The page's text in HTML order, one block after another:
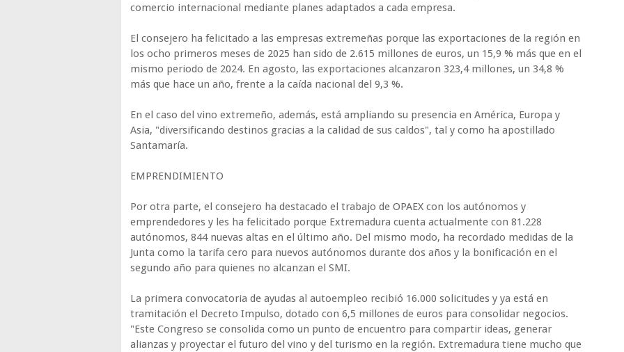
comercio internacional mediante planes adaptados a cada empresa.
El consejero ha felicitado a las empresas extremeñas porque las exportaciones de la región en
los ocho primeros meses de 2025 han sido de 2.615 millones de euros, un 15,9 % más que en el
mismo periodo de 2024. En agosto, las exportaciones alcanzaron 323,4 millones, un 34,8 %
más que hace un año, frente a la caída nacional del 9,3 %.
En el caso del vino extremeño, además, está ampliando su presencia en América, Europa y
Asia, "diversificando destinos gracias a la calidad de sus caldos", tal y como ha apostillado
Santamaría.
EMPRENDIMIENTO
Por otra parte, el consejero ha destacado el trabajo de OPAEX con los autónomos y
emprendedores y les ha felicitado porque Extremadura cuenta actualmente con 81.228
autónomos, 844 nuevas altas en el último año. Del mismo modo, ha recordado medidas de la
Junta como la tarifa cero para nuevos autónomos durante dos años y la bonificación en el
segundo año para quienes no alcanzan el SMI.
La primera convocatoria de ayudas al autoempleo recibió 16.000 solicitudes y ya está en
tramitación el Decreto Impulso, dotado con 6,5 millones de euros para consolidar negocios.
"Este Congreso se consolida como un punto de encuentro para compartir ideas, generar
alianzas y proyectar el futuro del vino y del turismo en la región. Extremadura tiene mucho que